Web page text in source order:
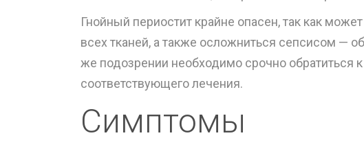
Гнойный периостит крайне опасен, так как
всех тканей, а также осложниться сепсисом
же подозрении необходимо срочно обратиться
соответствующего лечения.
Симптомы